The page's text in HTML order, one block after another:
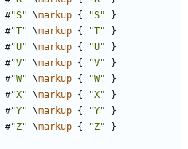
#"S" \markup { "S"
}
#"T" \markup { "T"
}
#"U" \markup { "U"
}
#"V" \markup { "V"
}
#"W" \markup { "W"
}
#"X" \markup { "X"
}
#"Y" \markup { "Y"
}
#"Z" \markup { "Z"
}